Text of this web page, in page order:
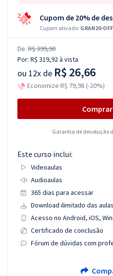
Cupom de 20% de
Cupom ativado: GRAN20-OFF
De: R$ 399,90
Por: R$ 319,92à vista
ou 12x de R$ 26,66
Economize R$ 79,98 (-20%)
Garantia de devolução
Este curso inclui:
Videoaulas
Audioaulas
365 dias para acessar
Download ilimitado das aulas
Acesso no Android, iOS,
Certificado de conclusão
Fórum de dúvidas com